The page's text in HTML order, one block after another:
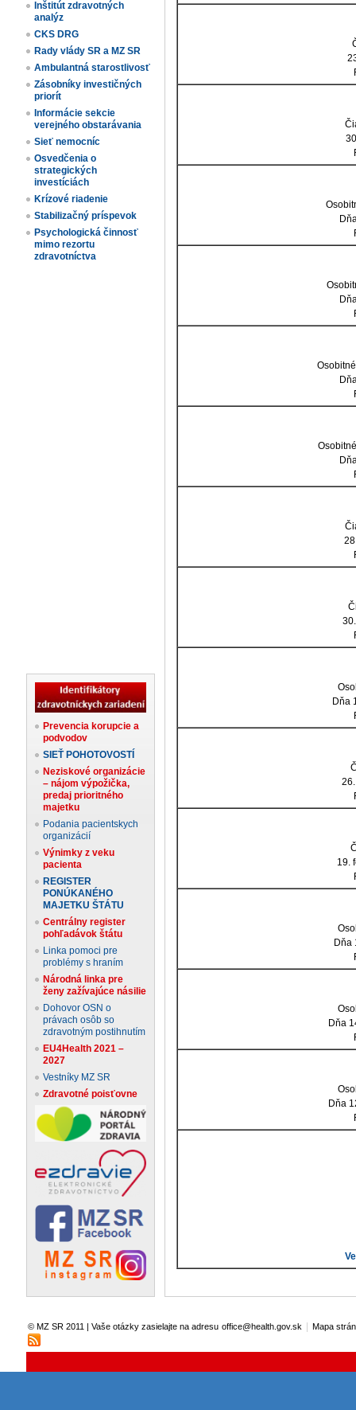
Inštitút zdravotných
analýz
CKS DRG
Rady vlády SR a MZ SR
Ambulantná starostlivosť
Zásobníky investičných
priorít
Informácie sekcie
verejného obstarávania
Sieť nemocníc
Osvedčenia o
strategických
investíciách
Krízové riadenie
Stabilizačný príspevok
Psychologická činnosť
mimo rezortu
zdravotníctva
Prevencia korupcie a
podvodov
SIEŤ POHOTOVOSTÍ
Neziskové organizácie
– nájom výpožička,
predaj prioritného
majetku
Podania pacientskych
organizácií
Výnimky z veku
pacienta
REGISTER
PONÚKANÉHO
MAJETKU ŠTÁTU
Centrálny register
pohľadávok štátu
Linka pomoci pre
problémy s hraním
Národná linka pre
ženy zažívajúce násilie
Dohovor OSN o
právach osôb so
zdravotným postihnutím
EU4Health 2021 –
2027
Vestníky MZ SR
Zdravotné poisťovne
Dňa
19.
Dňa
Dňa
Dňa
© MZ SR 2011 | Vaše otázky zasielajte na adresu office@health.gov.sk Mapa